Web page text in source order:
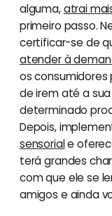
alguma,atrai
primeiro passo.
certificar-se de
atender à
os
de irem até a
determinado
Depois,
sensoriale
terá grandes
com que ele se
amigos e ainda